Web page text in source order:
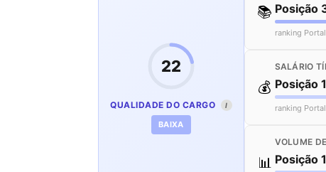
22
QUALIDADE DO CARGO I
BAIXA
📚 Posição
ranking
💰
SALÁRIO
Posição
ranking
📊
VOLUME
Posição